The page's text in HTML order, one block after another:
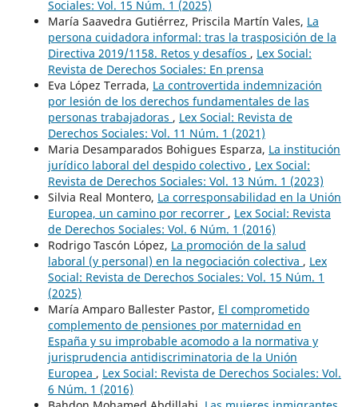
Sociales: Vol. 15 Núm. 1 (2025)
María Saavedra Gutiérrez, Priscila Martín Vales, La
persona cuidadora informal: tras la trasposición de la
Directiva 2019/1158. Retos y desafíos , Lex Social:
Revista de Derechos Sociales: En prensa
Eva López Terrada, La controvertida indemnización
por lesión de los derechos fundamentales de las
personas trabajadoras , Lex Social: Revista de
Derechos Sociales: Vol. 11 Núm. 1 (2021)
Maria Desamparados Bohigues Esparza, La institución
jurídico laboral del despido colectivo , Lex Social:
Revista de Derechos Sociales: Vol. 13 Núm. 1 (2023)
Silvia Real Montero, La corresponsabilidad en la Unión
Europea, un camino por recorrer , Lex Social: Revista
de Derechos Sociales: Vol. 6 Núm. 1 (2016)
Rodrigo Tascón López, La promoción de la salud
laboral (y personal) en la negociación colectiva , Lex
Social: Revista de Derechos Sociales: Vol. 15 Núm. 1
(2025)
María Amparo Ballester Pastor, El comprometido
complemento de pensiones por maternidad en
España y su improbable acomodo a la normativa y
jurisprudencia antidiscriminatoria de la Unión
Europea , Lex Social: Revista de Derechos Sociales: Vol.
6 Núm. 1 (2016)